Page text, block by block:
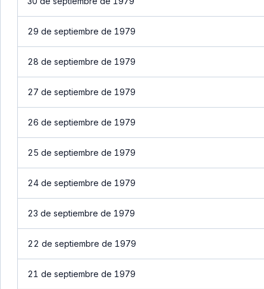
29 de septiembre de 1979
28 de septiembre de 1979
27 de septiembre de 1979
26 de septiembre de 1979
25 de septiembre de 1979
24 de septiembre de 1979
23 de septiembre de 1979
22 de septiembre de 1979
21 de septiembre de 1979